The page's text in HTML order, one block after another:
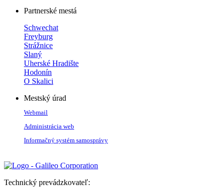
Partnerské mestá
Schwechat
Freyburg
Strážnice
Slaný
Uherské Hradište
Hodonín
O Skalici
Mestský úrad
Webmail
Administrácia web
Informačný systém samosprávy
Technický prevádzkovateľ: